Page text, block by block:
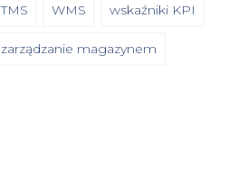
TMS WMS wskaźniki KPI
zarządzanie magazynem